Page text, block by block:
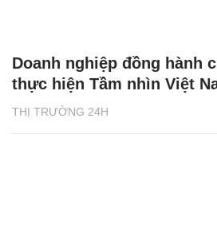
THỊ TRƯỜNG 24H
Doanh nghiệp đồng hành
thực hiện Tầm nhìn Việt